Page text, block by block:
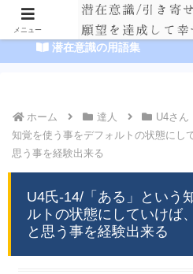
HOME
潜在意識の用語集
ホーム 達人 U4さん
知覚を使う事をデフォルトの状態にし
思う事を経験出来る
U4氏-14/「ある」という
ルトの状態にしていけば
と思う事を経験出来る
メニュー